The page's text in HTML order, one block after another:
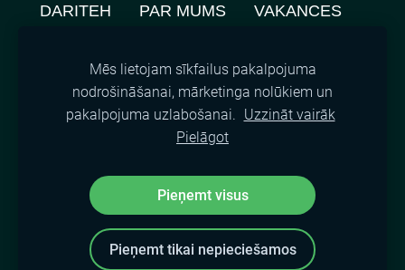
DARITEH
PAR MUMS
VAKANCES
NOMNIEKU KARTE
KONTAKTI
SĪKDATNES
©2021, SIA A.M.L.
Mēs lietojam sīkfailus pakalpojuma
nodrošināšanai, mārketinga nolūkiem un
pakalpojuma uzlabošanai. Uzzināt vairāk
Pielāgot
Pieņemt visus
Pieņemt tikai nepieciešamos